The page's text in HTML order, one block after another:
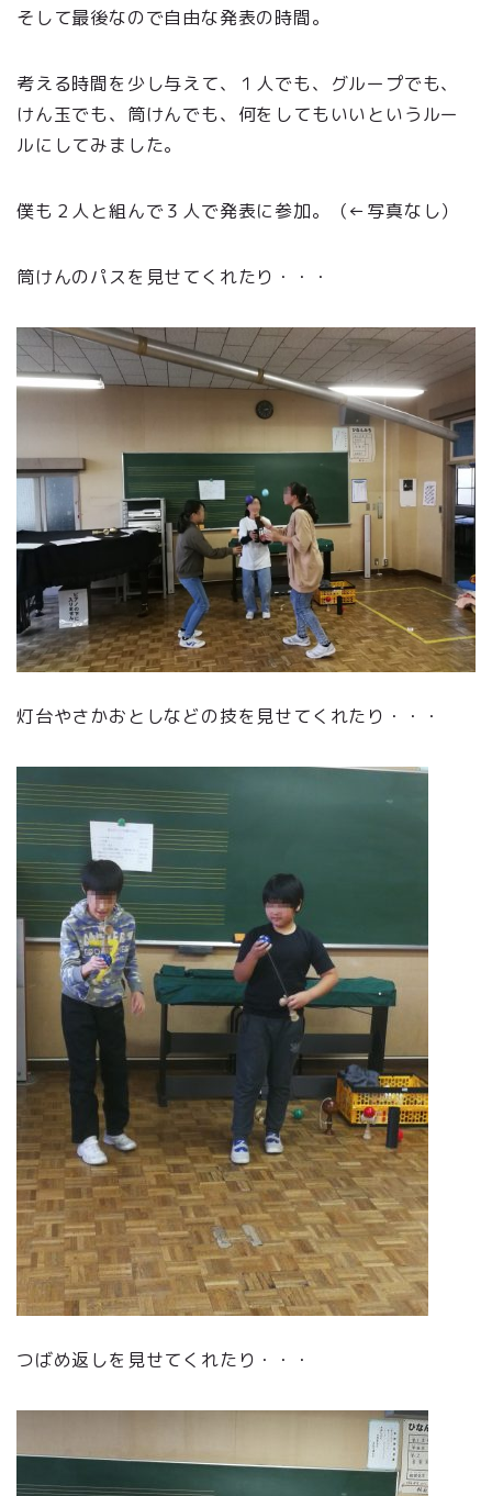
そして最後なので自由な発表の時間。
考える時間を少し与えて、１人でも、グループでも、
けん玉でも、筒けんでも、何をしてもいいというルー
ルにしてみました。
僕も２人と組んで３人で発表に参加。（←写真なし）
筒けんのパスを見せてくれたり・・・
灯台やさかおとしなどの技を見せてくれたり・・・
つばめ返しを見せてくれたり・・・